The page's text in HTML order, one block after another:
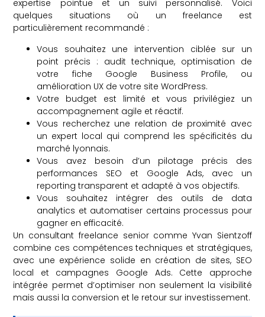
expertise pointue et un suivi personnalisé. Voici
quelques situations où un freelance est
particulièrement recommandé :
Vous souhaitez une intervention ciblée sur un
point précis : audit technique, optimisation de
votre fiche Google Business Profile, ou
amélioration UX de votre site WordPress.
Votre budget est limité et vous privilégiez un
accompagnement agile et réactif.
Vous recherchez une relation de proximité avec
un expert local qui comprend les spécificités du
marché lyonnais.
Vous avez besoin d’un pilotage précis des
performances SEO et Google Ads, avec un
reporting transparent et adapté à vos objectifs.
Vous souhaitez intégrer des outils de data
analytics et automatiser certains processus pour
gagner en efficacité.
Un consultant freelance senior comme Yvan Sientzoff
combine ces compétences techniques et stratégiques,
avec une expérience solide en création de sites, SEO
local et campagnes Google Ads. Cette approche
intégrée permet d’optimiser non seulement la visibilité
mais aussi la conversion et le retour sur investissement.